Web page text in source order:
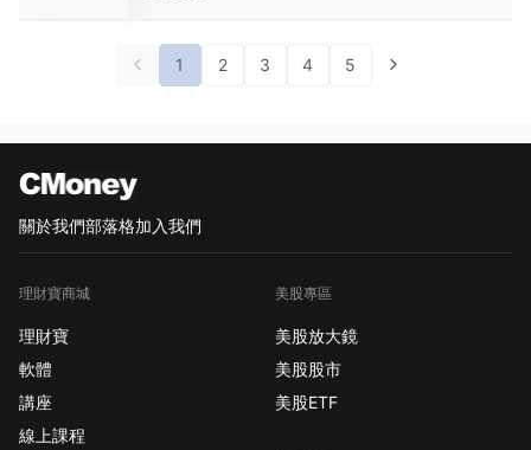
1 2 3 4 5
關於我們部落格加入我們
理財寶商城
理財寶
軟體
講座
線上課程
美股專區
美股放大鏡
美股股市
美股ETF